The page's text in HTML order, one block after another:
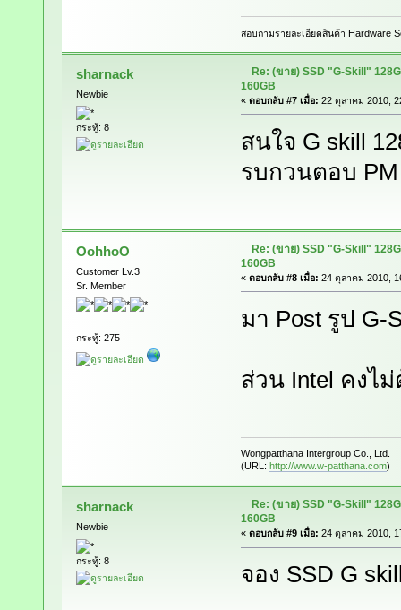
สอบถามรายละเอียดสินค้า Hardware
sharnack
Newbie
กระทู้: 8
Re: (ขาย) SSD "G-Skill"
160GB
« ตอบกลับ #7 เมื่อ: 22 ตุลาคม 2010,
สนใจ G skill
รบกวนตอบ
OohhoO
Customer Lv.3
Sr. Member
กระทู้: 275
Re: (ขาย) SSD "G-Skill"
160GB
« ตอบกลับ #8 เมื่อ: 24 ตุลาคม 2010,
มา Post รูป
ส่วน Intel คงไ
Wongpatthana Intergroup Co., Ltd.
(URL: http://www.w-patthana.com)
sharnack
Newbie
กระทู้: 8
Re: (ขาย) SSD "G-Skill"
160GB
« ตอบกลับ #9 เมื่อ: 24 ตุลาคม 2010,
จอง SSD G